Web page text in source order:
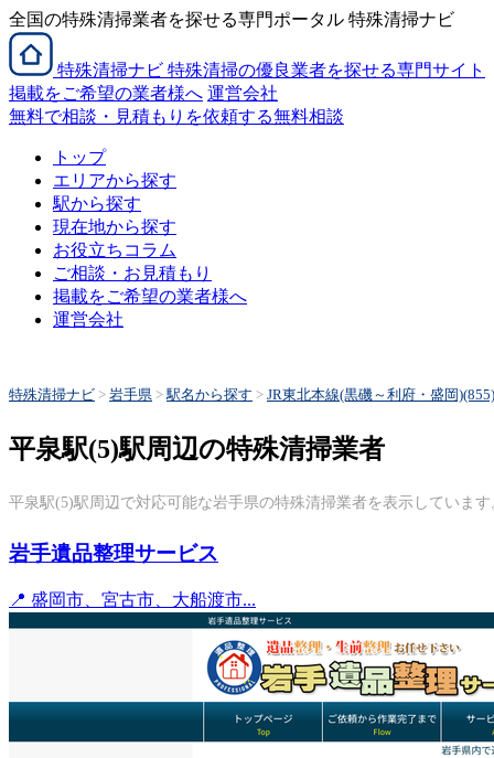
全国の特殊清掃業者を探せる専門ポータル 特殊清掃ナビ
特殊清掃ナビ 特殊清掃の優良業者を探せる専門サイト
掲載をご希望の業者様へ 運営会社
無料で相談・見積もりを依頼する無料相談
トップ
エリアから探す
駅から探す
現在地から探す
お役立ちコラム
ご相談・お見積もり
掲載をご希望の業者様へ
運営会社
特殊清掃ナビ > 岩手県 >駅名から探す > JR東北本線(黒磯～利府・盛岡)(855)
平泉駅(5)駅周辺の特殊清掃業者
平泉駅(5)駅周辺で対応可能な岩手県の特殊清掃業者を表示しています
岩手遺品整理サービス
📍 盛岡市、宮古市、大船渡市...